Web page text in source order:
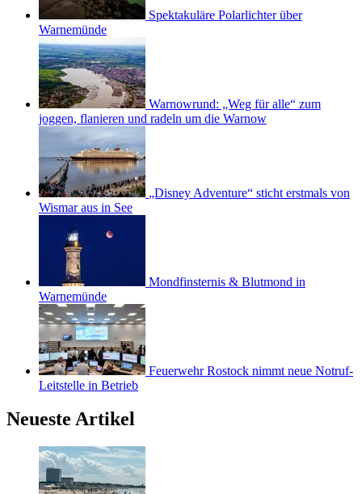
Spektakuläre Polarlichter über
Warnemünde
Warnowrund: „Weg für alle“ zum
joggen, flanieren und radeln um die Warnow
„Disney Adventure“ sticht erstmals von
Wismar aus in See
Mondfinsternis & Blutmond in
Warnemünde
Feuerwehr Rostock nimmt neue Notruf-
Leitstelle in Betrieb
Neueste Artikel